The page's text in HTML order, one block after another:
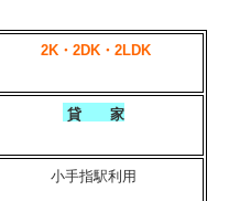
2K・2DK・2LDK
貸 家
小手指駅利用